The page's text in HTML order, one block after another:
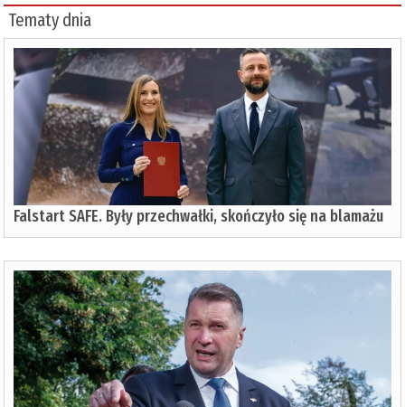
Tematy dnia
Falstart SAFE. Były przechwałki, skończyło się na blamażu